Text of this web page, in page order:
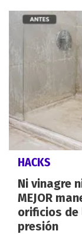
HACKS
Ni vinagre
MEJOR
orificios de
presión